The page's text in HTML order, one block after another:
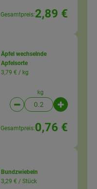
Gesamtpreis:2,89 €
Äpfel wechselnde
Apfelsorte
3,79 € / kg
kg
Artikelanzahl
Gesamtpreis:0,76 €
Bundzwiebeln
3,29 € / Stück